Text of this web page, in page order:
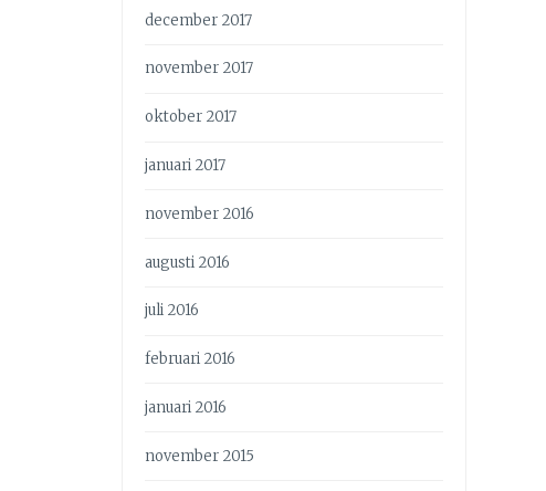
december 2017
november 2017
oktober 2017
januari 2017
november 2016
augusti 2016
juli 2016
februari 2016
januari 2016
november 2015